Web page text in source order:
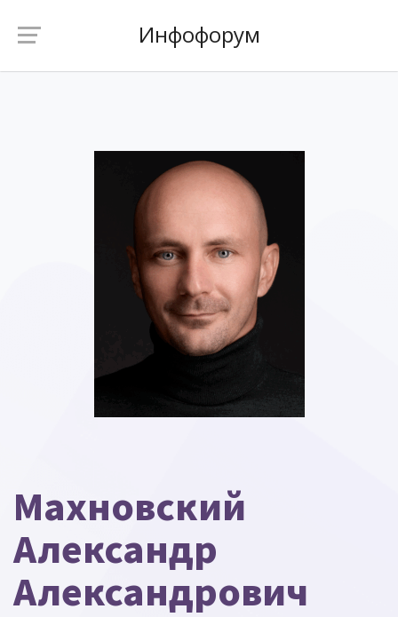
Инфофорум
Махновский
Александр
Александрович